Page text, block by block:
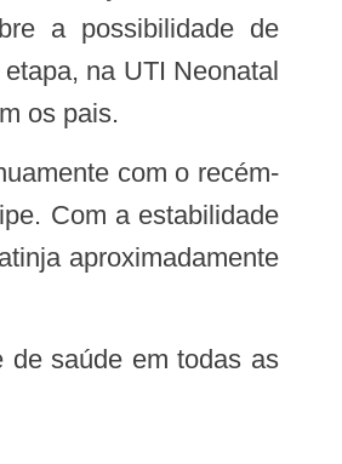
a possibilidade de
na UTI Neonatal
os pais.
Com a estabilidade
aproximadamente